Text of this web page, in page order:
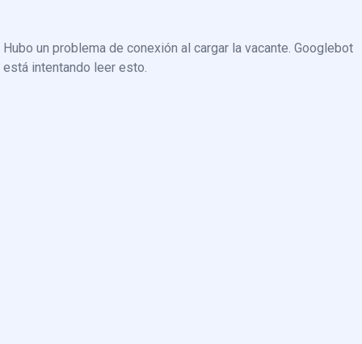
Hubo un problema de conexión al cargar la vacante. Googlebot
está intentando leer esto.